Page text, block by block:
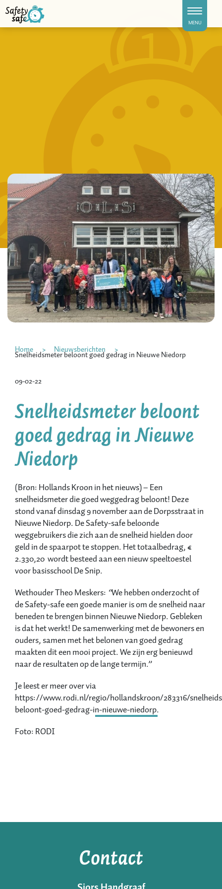
Toggle
MENU
Home Nieuwsberichten
Snelheidsmeter beloont goed gedrag in Nieuwe Niedorp
09-02-22
Snelheidsmeter beloont
goed gedrag in Nieuwe
Niedorp
(Bron: Hollands Kroon in het nieuws) – Een
snelheidsmeter die goed weggedrag beloont! Deze
stond vanaf dinsdag 9 november aan de Dorpsstraat in
Nieuwe Niedorp. De Safety-safe beloonde
weggebruikers die zich aan de snelheid hielden door
geld in de spaarpot te stoppen. Het totaalbedrag, €
2.330,20 wordt besteed aan een nieuw speeltoestel
voor basisschool De Snip.
Wethouder Theo Meskers: “We hebben onderzocht of
de Safety-safe een goede manier is om de snelheid naar
beneden te brengen binnen Nieuwe Niedorp. Gebleken
is dat het werkt! De samenwerking met de bewoners en
ouders, samen met het belonen van goed gedrag
maakten dit een mooi project. We zijn erg benieuwd
naar de resultaten op de lange termijn.”
Je leest er meer over via
https://www.rodi.nl/regio/hollandskroon/283316/
beloont-goed-gedrag-in-nieuwe-niedorp.
Foto: RODI
Contact